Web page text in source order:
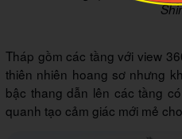
Tháp gồm các tầng với view
thiên nhiên hoang sơ nhưng
bậc thang dẫn lên các tầng
quanh tạo cảm giác mới mẻ